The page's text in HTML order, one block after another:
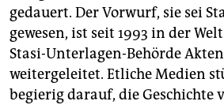
gedauert. Der Vorwurf, sie sei
gewesen, ist seit 1993 in der
Stasi-Unterlagen-Behörde
weitergeleitet. Etliche Medien
begierig darauf, die Geschichte